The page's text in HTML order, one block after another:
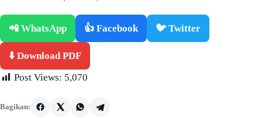
📲 WhatsApp 👍 Facebook 🐦 Twitter
⬇️ Download PDF
Post Views: 5,070
Bagikan: